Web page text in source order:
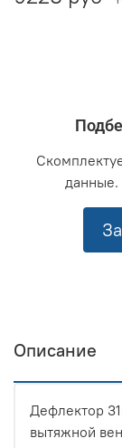
Описание
Дефлектор
вытяжной